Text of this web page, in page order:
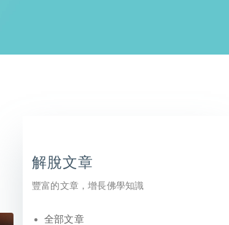
解脫文章
豐富的文章，增長佛學知識
全部文章